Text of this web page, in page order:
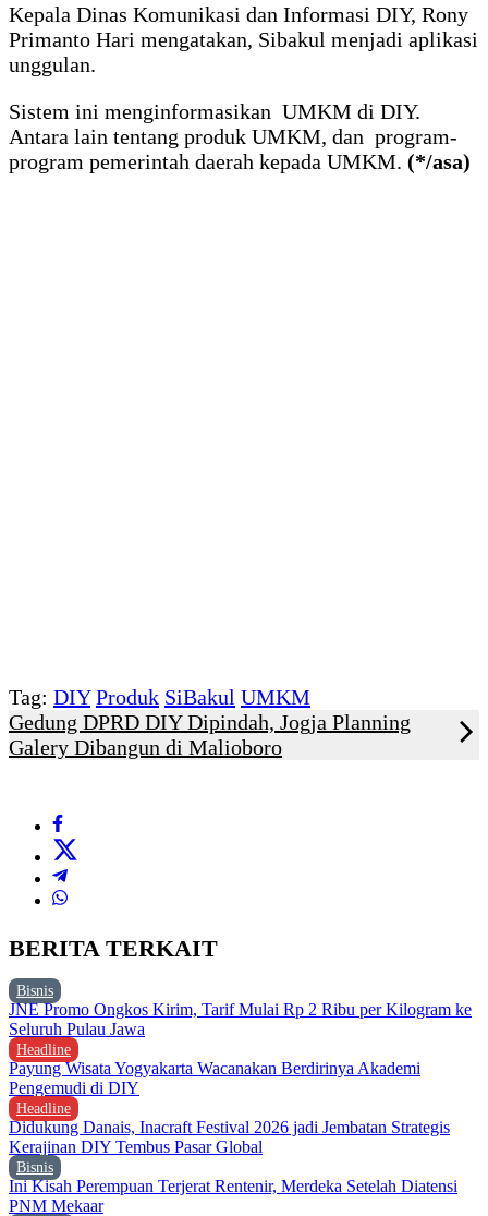
Kepala Dinas Komunikasi dan Informasi DIY, Rony
Primanto Hari mengatakan, Sibakul menjadi aplikasi
unggulan.
Sistem ini menginformasikan UMKM di DIY.
Antara lain tentang produk UMKM, dan program-
program pemerintah daerah kepada UMKM. (*/asa)
Tag: DIY Produk SiBakul UMKM
Gedung DPRD DIY Dipindah, Jogja Planning
Galery Dibangun di Malioboro
BERITA TERKAIT
Bisnis
JNE Promo Ongkos Kirim, Tarif Mulai Rp 2 Ribu per Kilogram ke
Seluruh Pulau Jawa
Headline
Payung Wisata Yogyakarta Wacanakan Berdirinya Akademi
Pengemudi di DIY
Headline
Didukung Danais, Inacraft Festival 2026 jadi Jembatan Strategis
Kerajinan DIY Tembus Pasar Global
Bisnis
Ini Kisah Perempuan Terjerat Rentenir, Merdeka Setelah Diatensi
PNM Mekaar